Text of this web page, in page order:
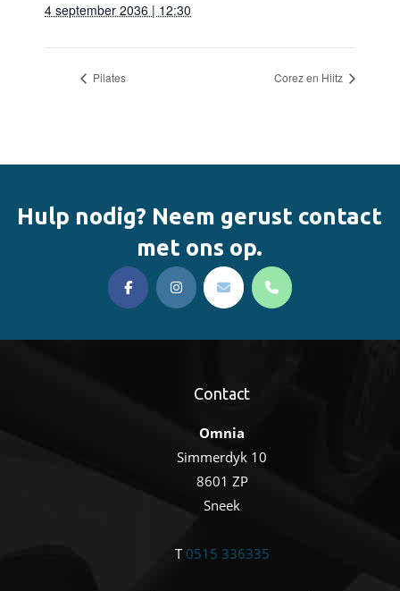
4 september 2036 | 12:30
Pilates Corez en Hiitz
Hulp nodig? Neem gerust contact
met ons op.
Contact
Omnia
Simmerdyk 10
8601 ZP
Sneek
T0515 336335